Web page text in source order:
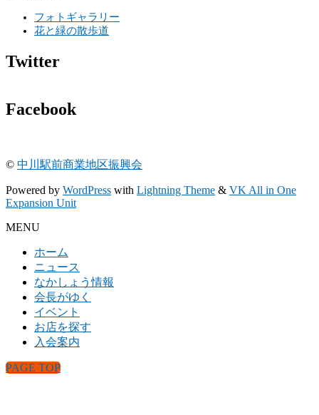
フォトギャラリー
花と緑の散歩道
Twitter
Facebook
© 中川駅前商業地区振興会
Powered by WordPress with Lightning Theme & VK All in One
Expansion Unit
MENU
ホーム
ニュース
なかしょう情報
会長がゆく
イベント
お店を探す
入会案内
PAGE TOP